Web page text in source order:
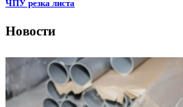
ЧПУ резка листа
Новости